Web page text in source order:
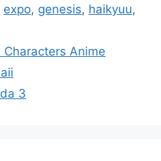
expo, genesis, haikyuu,
Anime
3